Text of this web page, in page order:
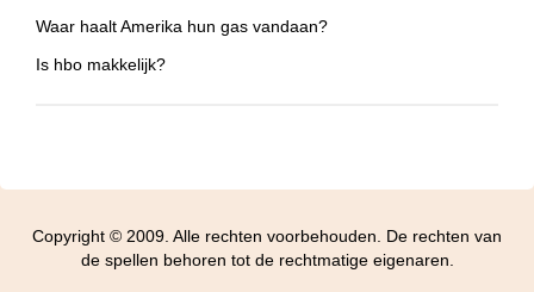
Waar haalt Amerika hun gas vandaan?
Is hbo makkelijk?
Copyright © 2009. Alle rechten voorbehouden. De rechten van
de spellen behoren tot de rechtmatige eigenaren.